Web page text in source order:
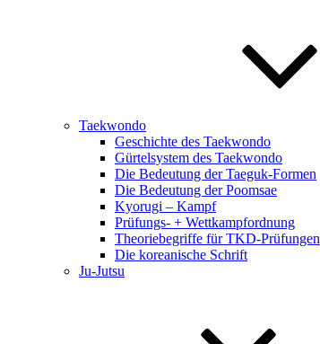
Taekwondo
Geschichte des Taekwondo
Gürtelsystem des Taekwondo
Die Bedeutung der Taeguk-Formen
Die Bedeutung der Poomsae
Kyorugi – Kampf
Prüfungs- + Wettkampfordnung
Theoriebegriffe für TKD-Prüfungen
Die koreanische Schrift
Ju-Jutsu